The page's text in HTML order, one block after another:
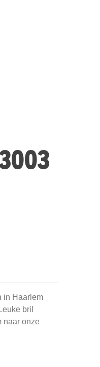
in Haarlem
bril
naar onze